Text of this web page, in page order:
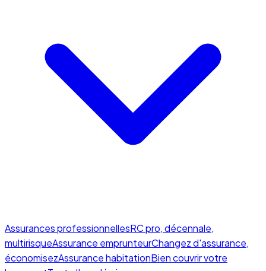
Assurances professionnellesRC pro, décennale,
multirisqueAssurance emprunteurChangez d'assurance,
économisezAssurance habitationBien couvrir votre